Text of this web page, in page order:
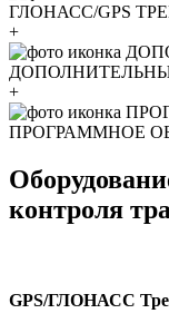
ГЛОНАСС/GPS
+
+
ПРОГРАММНОЕ
контроля
GPS/ГЛОНАСС